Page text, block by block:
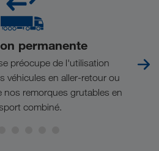
permanente
préocupe de l'utilisation
véhicules en aller-retour ou
nos remorques grutables en
combiné.